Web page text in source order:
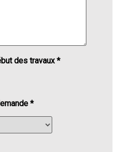
des travaux *
*